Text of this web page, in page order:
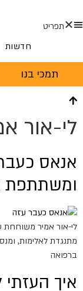
תפריט
חדשות
תמכי בנו
לי-אור
אנאס
ומשתתפת
לי-אור אמיר
מתנגדת לאלימות,
ברפואה
איך